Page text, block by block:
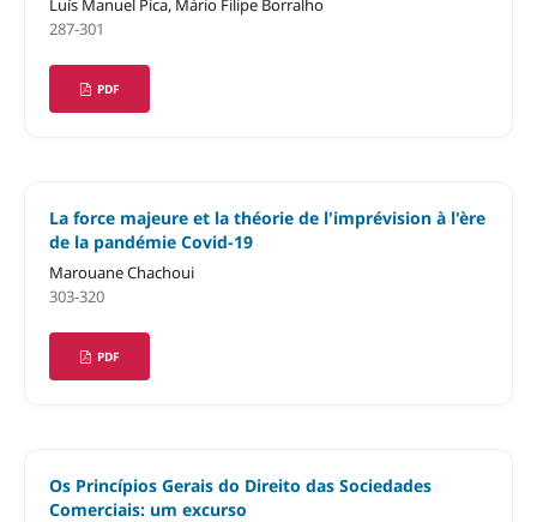
Luís Manuel Pica, Mário Filipe Borralho
287-301
PDF
La force majeure et la théorie de l'imprévision à l'ère
de la pandémie Covid-19
Marouane Chachoui
303-320
PDF
Os Princípios Gerais do Direito das Sociedades
Comerciais: um excurso